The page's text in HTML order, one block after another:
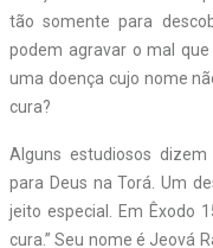
tão somente para
podem agravar o mal
uma doença cujo nome
cura?
Alguns estudiosos
para Deus na Torá. Um
jeito especial. Em Êxodo
cura.” Seu nome é Jeová